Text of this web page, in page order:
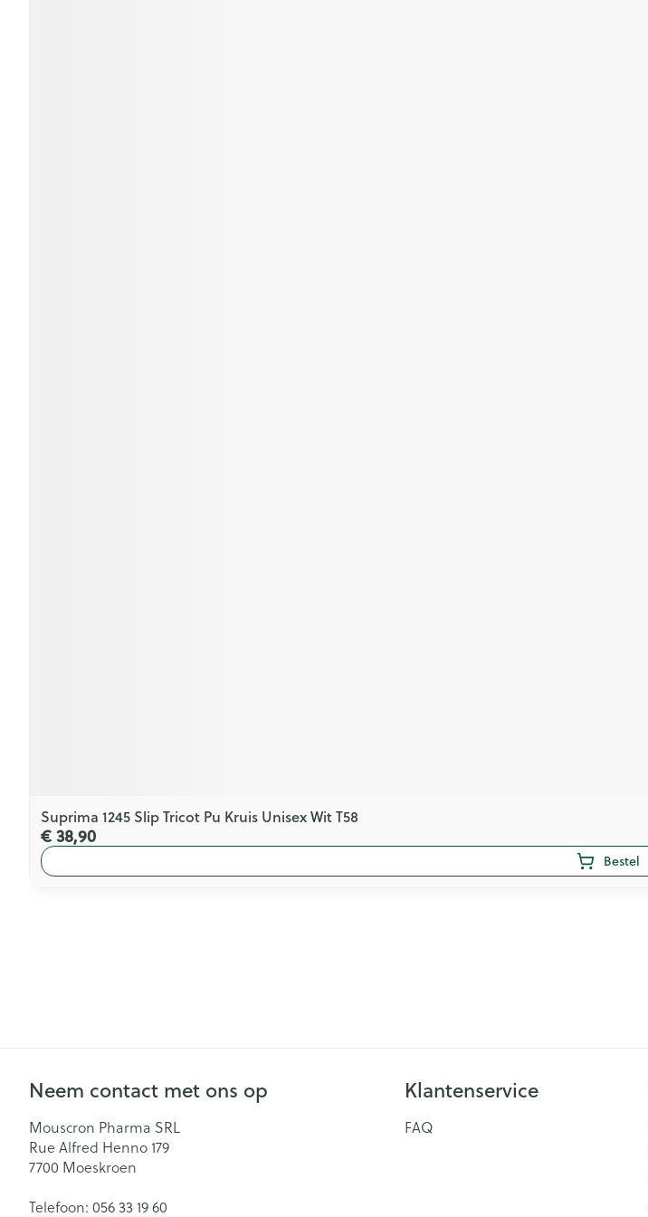
Suprima 1245 Slip Tricot Pu Kruis Unisex Wit T58
€ 38,90
Bestel
Neem contact met ons op
Mouscron Pharma SRL
Rue Alfred Henno 179
7700 Moeskroen
Telefoon: 056 33 19 60
Klantenservice
FAQ